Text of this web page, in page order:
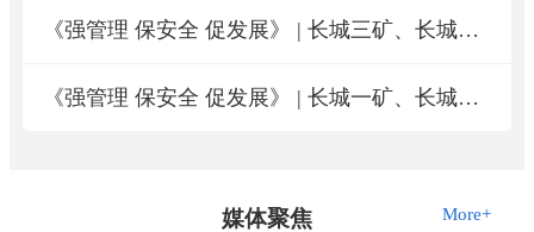
《强管理 保安全 促发展》 | 长城三矿、长城五矿负责人访谈
《强管理 保安全 促发展》 | 长城一矿、长城二矿负责人访谈
媒体聚焦 More+